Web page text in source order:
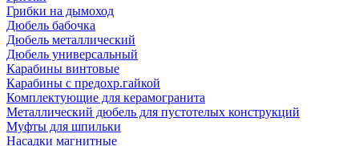
Грибки на дымоход
Дюбель бабочка
Дюбель металлический
Дюбель универсальный
Карабины винтовые
Карабины с предохр.гайкой
Комплектующие для керамогранита
Металлический дюбель для пустотелых конструкций
Муфты для шпильки
Насадки магнитные